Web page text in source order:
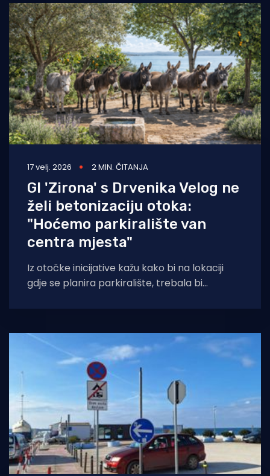
17 velj. 2026 2 MIN. ČITANJA
GI 'Zirona' s Drvenika Velog ne
želi betonizaciju otoka:
"Hoćemo parkiralište van
centra mjesta"
Iz otočke inicijative kažu kako bi na lokaciji
gdje se planira parkiralište, trebala bi